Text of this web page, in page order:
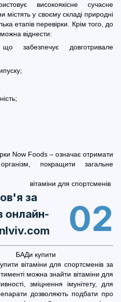
високоякісне сучасне
містять у своєму складі природні
етапів перевірки. Крім того, до
віднести:
забезпечує довготривале
Now Foods – означає отримати
покращити загальне
за
онлайн-
02
вітаміни для спортсменів за
можна знайти вітаміни для
зміцнення імунітету, для
дозволяють подбати про